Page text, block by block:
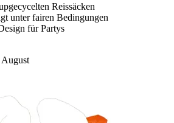
Reissäcken
unter fairen Bedingungen
für Partys